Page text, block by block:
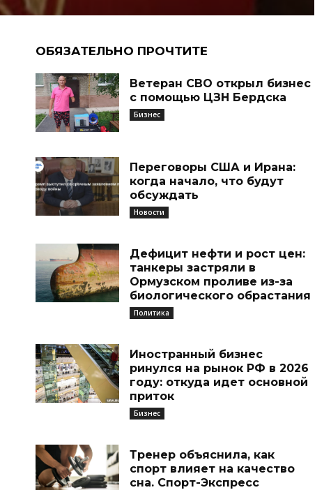
ОБЯЗАТЕЛЬНО ПРОЧТИТЕ
Ветеран СВО открыл бизнес
с помощью ЦЗН Бердска
Бизнес
Переговоры США и Ирана:
когда начало, что будут
обсуждать
Новости
Дефицит нефти и рост цен:
танкеры застряли в
Ормузском проливе из-за
биологического обрастания
Политика
Иностранный бизнес
ринулся на рынок РФ в 2026
году: откуда идет основной
приток
Бизнес
Тренер объяснила, как
спорт влияет на качество
сна. Спорт-Экспресс